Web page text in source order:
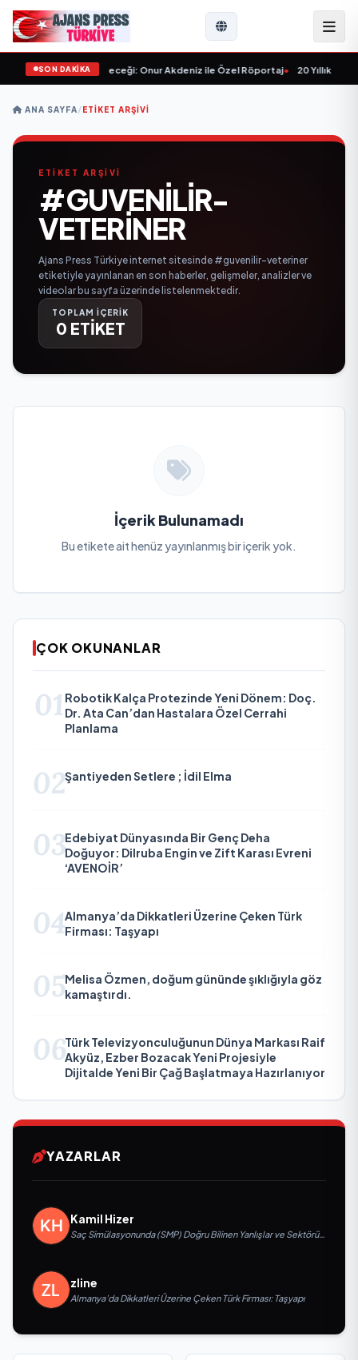
SON DAKİKA
ve Sektörün Geleceği: Onur Akdeniz ile Özel Röportaj• 20 Yıllık
ANA SAYFA/ETIKET ARŞIVI
ETİKET ARŞİVİ
#GUVENILIR-
VETERINER
Ajans Press Türkiye internet sitesinde #guvenilir-veteriner
etiketiyle yayınlanan en son haberler, gelişmeler, analizler ve
videolar bu sayfa üzerinde listelenmektedir.
TOPLAM İÇERİK
0 ETİKET
İçerik Bulunamadı
Bu etikete ait henüz yayınlanmış bir içerik yok.
ÇOK OKUNANLAR
01 Robotik Kalça Protezinde Yeni Dönem: Doç.
Dr. Ata Can’dan Hastalara Özel Cerrahi
Planlama
02Şantiyeden Setlere ; İdil Elma
03Edebiyat Dünyasında Bir Genç Deha
Doğuyor: Dilruba Engin ve Zift Karası Evreni
‘AVENOİR’
04Almanya’da Dikkatleri Üzerine Çeken Türk
Firması: Taşyapı
05Melisa Özmen, doğum gününde şıklığıyla göz
kamaştırdı.
06Türk Televizyonculuğunun Dünya Markası Raif
Akyüz, Ezber Bozacak Yeni Projesiyle
Dijitalde Yeni Bir Çağ Başlatmaya Hazırlanıyor
YAZARLAR
Kamil Hizer
Saç Simülasyonunda (SMP) Doğru Bilinen Yanlışlar ve Sektörün
zline
Almanya’da Dikkatleri Üzerine Çeken Türk Firması: Taşyapı